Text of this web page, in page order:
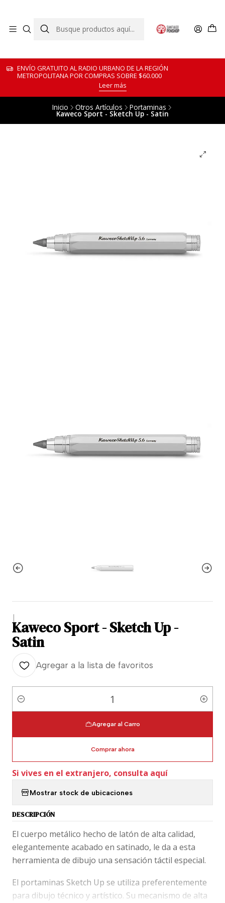
ENVÍO GRATUITO AL RADIO URBANO DE LA REGIÓN
METROPOLITANA POR COMPRAS SOBRE $60.000
Leer más
Inicio Otros Artículos Portaminas
Kaweco Sport - Sketch Up - Satin
|
Kaweco Sport - Sketch Up -
Satin
Agregar a la lista de favoritos
Cantidad
Agregar al Carro
Comprar ahora
Si vives en el extranjero, consulta aquí
Mostrar stock de ubicaciones
DESCRIPCIÓN
El cuerpo metálico hecho de latón de alta calidad,
elegantemente acabado en satinado, le da a esta
herramienta de dibujo una sensación táctil especial.
El portaminas Sketch Up se utiliza preferentemente
para dibujo técnico y artístico. Su mecanismo de alta